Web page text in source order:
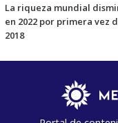
La riqueza mundial
en 2022 por primera vez
2018